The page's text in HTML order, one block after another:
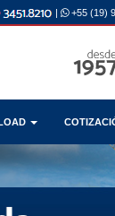
| +55 (19)